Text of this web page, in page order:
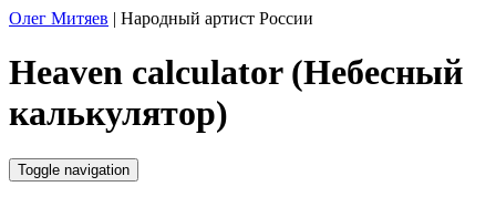
Олег Митяев | Народный артист России
Heaven calculator (Небесный
калькулятор)
Toggle navigation